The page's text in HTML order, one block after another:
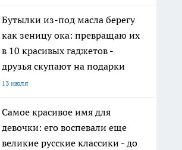
Бутылки из-под масла берегу
как зеницу ока: превращаю их
в 10 красивых гаджетов -
друзья скупают на подарки
13 июля
Самое красивое имя для
девочки: его воспевали еще
великие русские классики - до